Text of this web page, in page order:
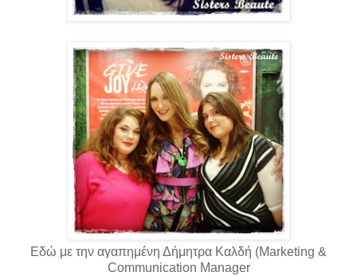
Εδώ με την αγαπημένη Δήμητρα Καλδή (Marketing &
Communication Manager